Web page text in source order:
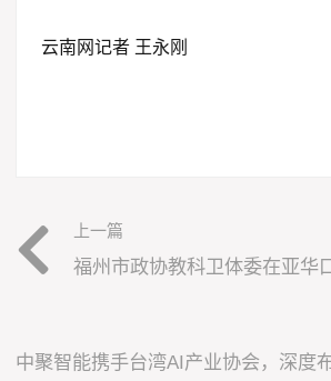
云南网记者 王永刚
上一篇